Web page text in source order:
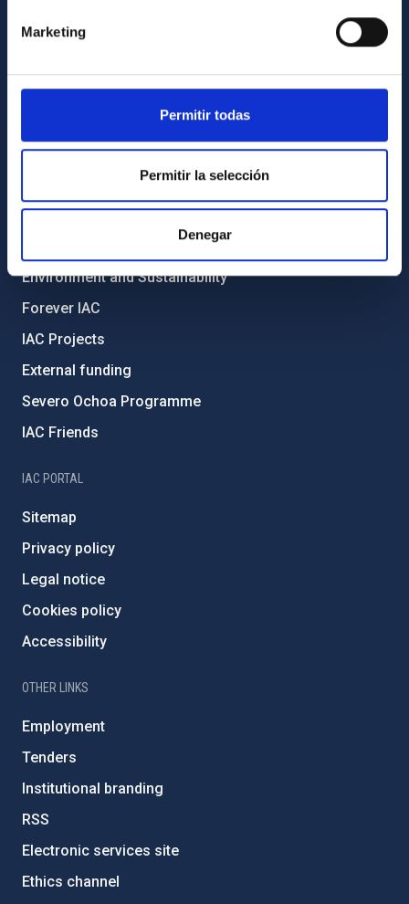
Marketing
Permitir todas
Permitir la selección
Denegar
Library
Legislation
Code of ethics and anti-fraud policy
Gender equality and diversity
Environment and Sustainability
Forever IAC
IAC Projects
External funding
Severo Ochoa Programme
IAC Friends
IAC PORTAL
Sitemap
Privacy policy
Legal notice
Cookies policy
Accessibility
OTHER LINKS
Employment
Tenders
Institutional branding
RSS
Electronic services site
Ethics channel